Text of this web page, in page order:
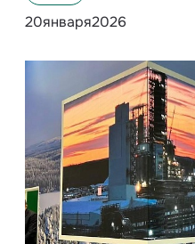
20января2026